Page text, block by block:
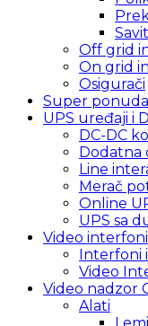
Off grid
On grid
Osigurači
Super ponuda
UPS uređaji i
DC-DC
Dodatna
Line
Merač
Online
UPS sa
Video
Interfoni
Video
Video nadzor
Alati